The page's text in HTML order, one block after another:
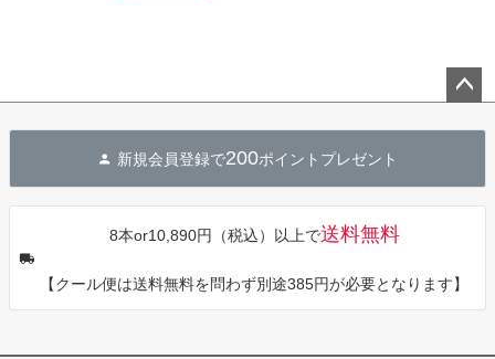
へ
新規会員登録で200ポイントプレゼント
8本or10,890円（税込）以上で送料無料
【クール便は送料無料を問わず別途385円が必要となります】